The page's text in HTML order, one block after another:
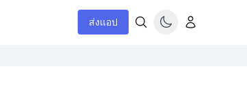
ส่งแอป